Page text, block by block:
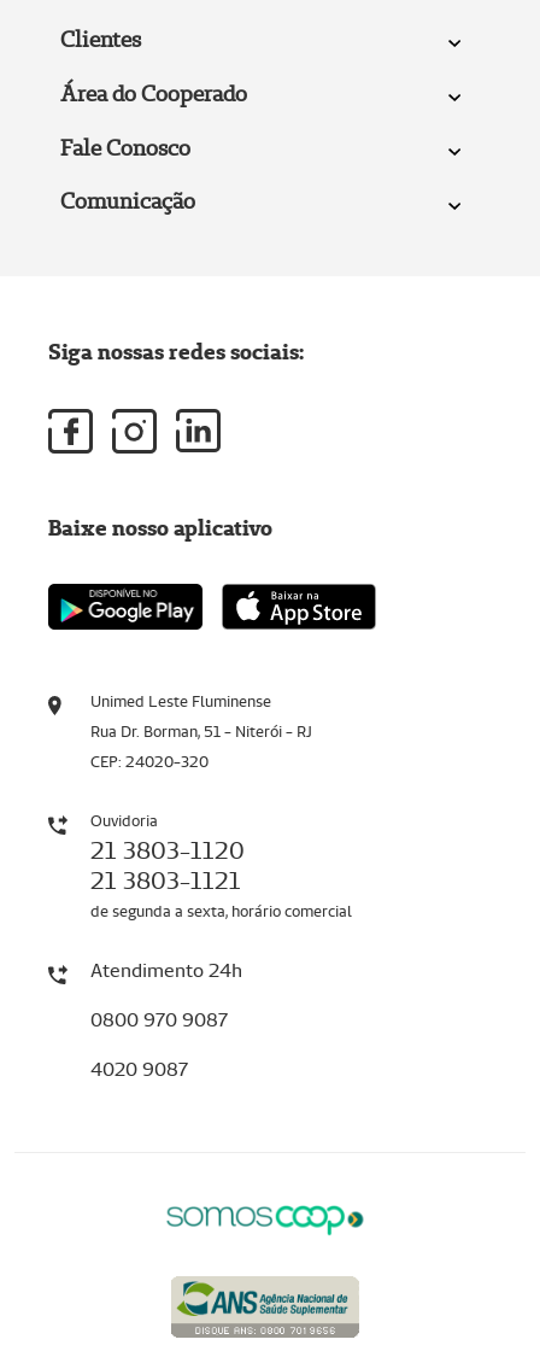
Clientes
Área do Cooperado
Fale Conosco
Comunicação
Unimed Leste Fluminense
Rua Dr. Borman, 51 - Niterói - RJ
CEP: 24020-320
Ouvidoria
21 3803-1120
21 3803-1121
de segunda a sexta, horário comercial
Atendimento 24h
0800 970 9087
4020 9087
Siga nossas redes sociais:
Baixe nosso aplicativo